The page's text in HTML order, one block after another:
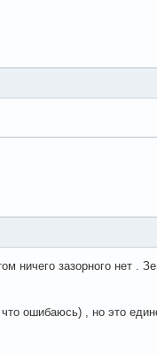
ничего зазорного нет .
ошибаюсь) , но это